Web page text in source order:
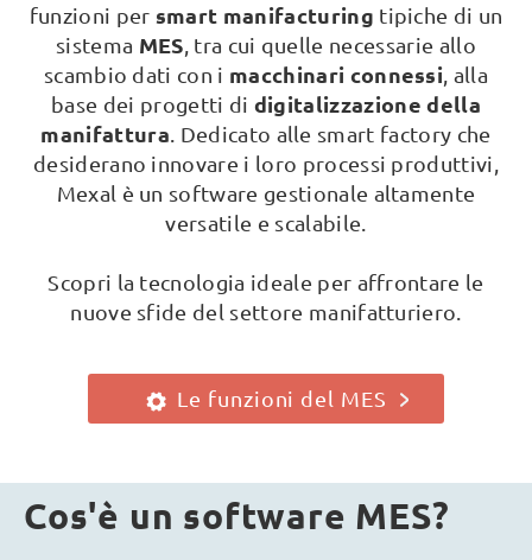
funzioni per smart manifacturing tipiche di un
sistema MES , tra cui quelle necessarie allo
scambio dati con i macchinari connessi , alla
base dei progetti di digitalizzazione della
manifattura . Dedicato alle smart factory che
desiderano innovare i loro processi produttivi,
Mexal è un software gestionale altamente
versatile e scalabile.
Scopri la tecnologia ideale per affrontare le
nuove sfide del settore manifatturiero.
Le funzioni del MES
Cos'è un software MES?